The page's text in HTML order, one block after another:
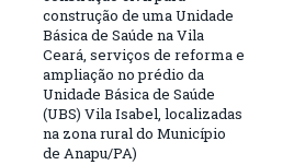
construção de uma Unidade
Básica de Saúde na Vila
Ceará, serviços de reforma e
ampliação no prédio da
Unidade Básica de Saúde
(UBS) Vila Isabel, localizadas
na zona rural do Município
de Anapu/PA)